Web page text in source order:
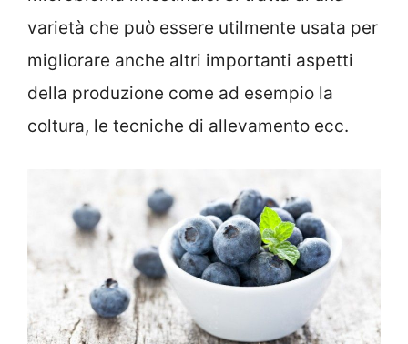
varietà che può essere utilmente usata per
migliorare anche altri importanti aspetti
della produzione come ad esempio la
coltura, le tecniche di allevamento ecc.